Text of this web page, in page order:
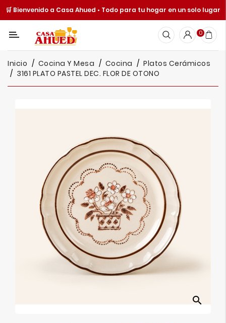
🛒 Bienvenido a Casa Ahued • Todo para tu hogar en un solo lugar
Categoría
Cocina
Y
Mesa
Catálogos
0
Inicio Cocina Y Mesa Cocina
Platos Cerámicos
3161 PLATO PASTEL DEC. FLOR DE OTONO
search